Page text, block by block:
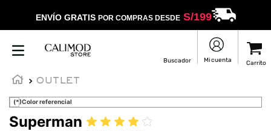
ENVÍO GRATIS POR COMPRAS DESDES/199
OUTLET
(*)Color referencial
Superman ★ ★ ★ ★ ☆